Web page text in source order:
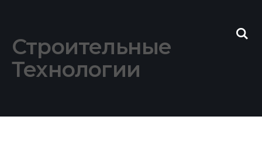
Строительные
Технологии